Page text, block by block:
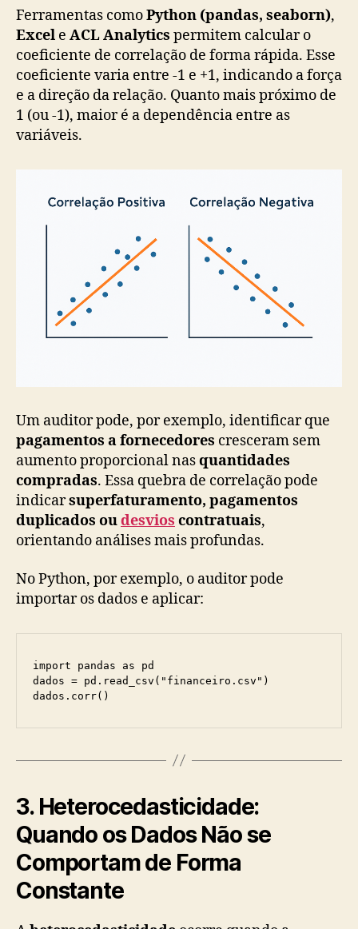
Ferramentas comoPython (pandas, seaborn),
Excel e ACL Analytics permitem calcular o
coeficiente de correlação de forma rápida. Esse
coeficiente varia entre -1 e +1, indicando a força
e a direção da relação. Quanto mais próximo de
1 (ou -1), maior é a dependência entre as
variáveis.
Um auditor pode, por exemplo, identificar que
pagamentos a fornecedores cresceram sem
aumento proporcional nasquantidades
compradas. Essa quebra de correlação pode
indicarsuperfaturamento, pagamentos
duplicados oudesvios contratuais,
orientando análises mais profundas.
No Python, por exemplo, o auditor pode
importar os dados e aplicar:
import pandas as pd
dados = pd.read_csv("financeiro.csv")
dados.corr()
3. Heterocedasticidade:
Quando os Dados Não se
Comportam de Forma
Constante